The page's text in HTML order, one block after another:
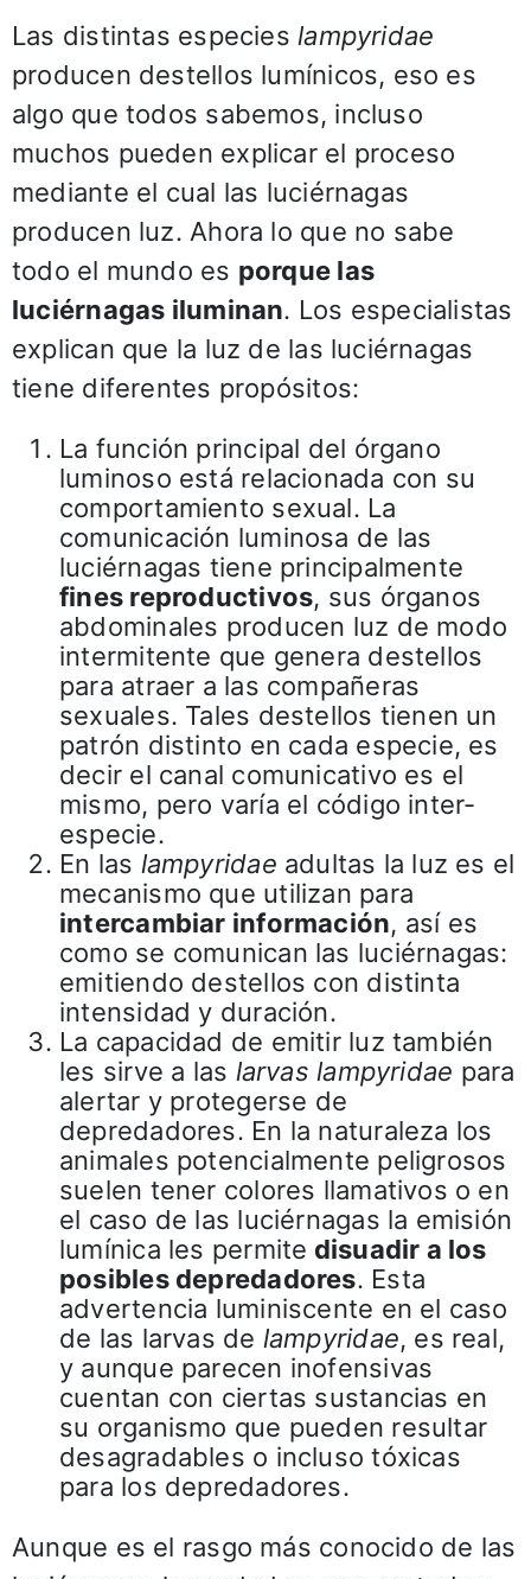
Las distintas especies lampyridae
producen destellos lumínicos, eso es
algo que todos sabemos, incluso
muchos pueden explicar el proceso
mediante el cual las luciérnagas
producen luz. Ahora lo que no sabe
todo el mundo es porque las
luciérnagas iluminan. Los especialistas
explican que la luz de las luciérnagas
tiene diferentes propósitos:
La función principal del órgano
luminoso está relacionada con su
comportamiento sexual. La
comunicación luminosa de las
luciérnagas tiene principalmente
fines reproductivos, sus órganos
abdominales producen luz de modo
intermitente que genera destellos
para atraer a las compañeras
sexuales. Tales destellos tienen un
patrón distinto en cada especie, es
decir el canal comunicativo es el
mismo, pero varía el código inter-
especie.
En las lampyridae adultas la luz es el
mecanismo que utilizan para
intercambiar información, así es
como se comunican las luciérnagas:
emitiendo destellos con distinta
intensidad y duración.
La capacidad de emitir luz también
les sirve a las larvas lampyridae para
alertar y protegerse de
depredadores. En la naturaleza los
animales potencialmente peligrosos
suelen tener colores llamativos o en
el caso de las luciérnagas la emisión
lumínica les permite disuadir a los
posibles depredadores. Esta
advertencia luminiscente en el caso
de las larvas de lampyridae, es real,
y aunque parecen inofensivas
cuentan con ciertas sustancias en
su organismo que pueden resultar
desagradables o incluso tóxicas
para los depredadores.
Aunque es el rasgo más conocido de las